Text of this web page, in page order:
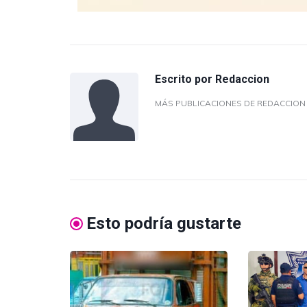
Escrito por Redaccion
MÁS PUBLICACIONES DE REDACCION
Esto podría gustarte